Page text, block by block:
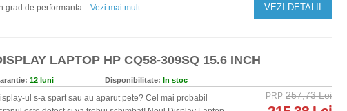
grad de performanta... Vezi mai mult VEZI DETALII
LAPTOP HP CQ58-309SQ 15.6 INCH
12 luni Disponibilitate: In stoc
ul s-a spart sau au aparut pete? Cel mai probabil
PRP 257,73 Lei